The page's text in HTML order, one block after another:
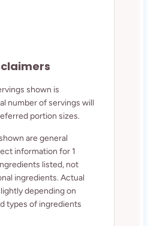
shown is
number of servings will
portion sizes.
are general
information for 1
listed, not
ingredients. Actual
depending on
types of ingredients